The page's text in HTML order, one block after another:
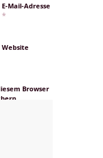
E-Mail-Adresse
*
Website
Browser